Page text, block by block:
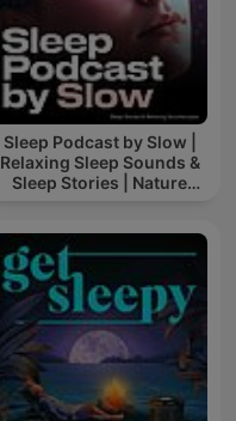
Sleep Podcast by Slow |
Relaxing Sleep Sounds &
Sleep Stories | Nature